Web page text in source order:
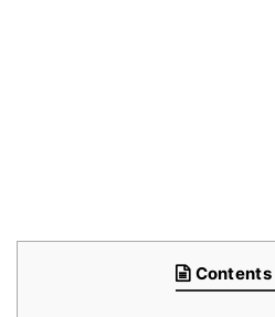
Contents